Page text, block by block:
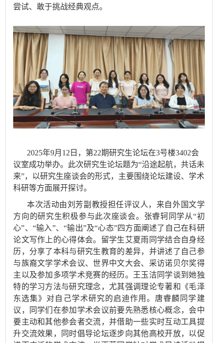
尝试、敢于挑战经典观点。
2025年9月12日， 第22期研究生论坛在3号楼3402会
议室成功举办。 此次研究生论坛题为“沿途起航，共话未
来”，以研究生座谈会的形式，主要围绕论坛建设、学术
科研等方面展开探讨。
本次活动由刘芳副教授担任评议人 ， 来自外国文学
方向的研究生积极参与此次座谈会。 张睿轲同学从“初
心”、“输入”、“输出”及“心态”四方面阐述了自己在科研
论文写作上的心得体会。留学生艾夏雨同学结合自身经
历，分享了本科与研究生教育的差异，并讲述了自己参
与族裔文学学术会议、世界中文大会、采访诺贝尔奖得
主以及参加多项学术竞赛的经历。王玉洁同学谈到她独
特的学习方法与研究理念，尤其强调理论专著和《毛泽
东选集》对自己学术研究的启迪作用。唐睿麟同学建
议 ，同学们在参加学术会议前要先熟悉核心概念， 会中
要主动和其他参会者交流，并借助一些实时互动工具提
升交流效果，同时倡导论坛逐步向其他高校开放，以促